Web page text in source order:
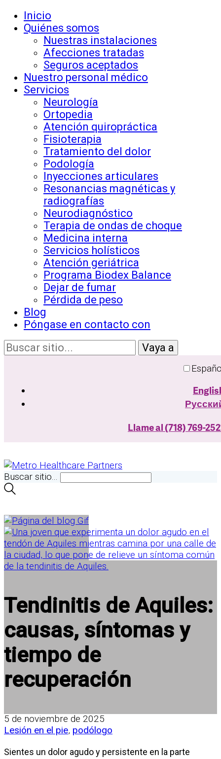
Inicio
Quiénes somos
Nuestras instalaciones
Afecciones tratadas
Seguros aceptados
Nuestro personal médico
Servicios
Neurología
Ortopedia
Atención quiropráctica
Fisioterapia
Tratamiento del dolor
Podología
Inyecciones articulares
Resonancias magnéticas y
radiografías
Neurodiagnóstico
Terapia de ondas de choque
Medicina interna
Servicios holísticos
Atención geriátrica
Programa Biodex Balance
Dejar de fumar
Pérdida de peso
Blog
Póngase en contacto con
Llame al (718) 769-
Buscar sitio...
Tendinitis de Aquiles:
causas, síntomas y
tiempo de
recuperación
5 de noviembre de 2025
Lesión en el pie, podólogo
Sientes un dolor agudo y persistente en la parte